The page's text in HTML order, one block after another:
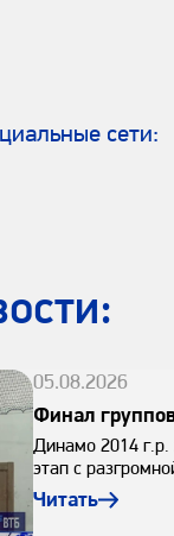
сети:
05.08.2026
Финал
Динамо 2014 г.р.
этап с
Читать